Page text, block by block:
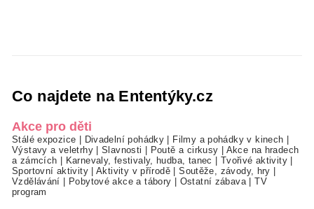
Co najdete na Ententýky.cz
Akce pro děti
Stálé expozice Divadelní pohádky Filmy a pohádky v kinech
Výstavy a veletrhy|Slavnosti Poutě a cirkusy
Akce na hradech
a zámcích
Karnevaly, festivaly, hudba, tanec Tvořivé aktivity
Sportovní aktivity|Aktivity v přírodě |Soutěže, závody, hry
Vzdělávání
Pobytové akce a tábory Ostatní zábava |TV
program